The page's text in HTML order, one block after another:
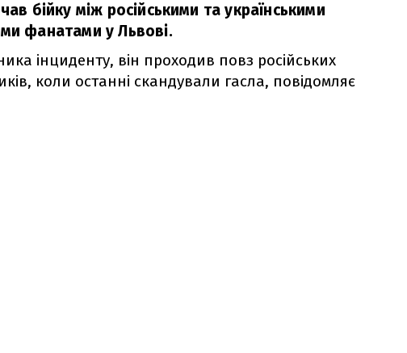
бійку між російськими та українськими
фанатами у Львові.
інциденту, він проходив повз російських
коли останні скандували гасла, повідомляє